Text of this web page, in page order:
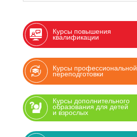
Курсы повышения
квалификации
Курсы профессиональной
переподготовки
Курсы дополнительного
образования для детей
и взрослых